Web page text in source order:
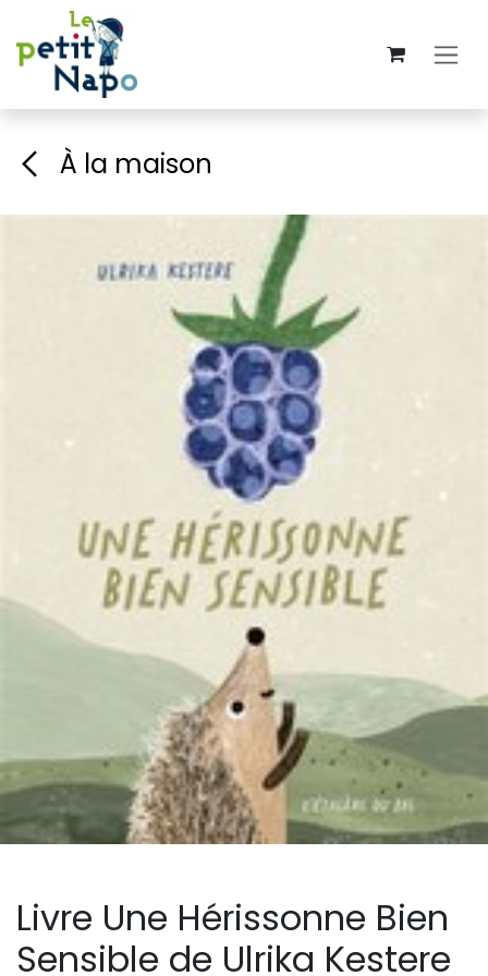
Se rendre au contenu
À la maison
Livre Une Hérissonne Bien
Sensible de Ulrika Kestere